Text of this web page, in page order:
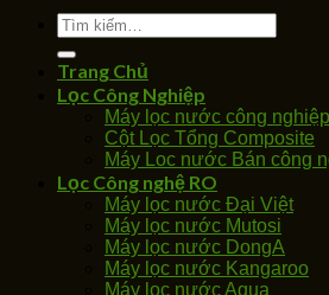
Tìm
kiếm:
Trang Chủ
Lọc Công Nghiệp
Máy lọc nước công nghiệp
Cột Lọc Tổng Composite
Máy Loc nước Bán công
Lọc Công nghệ RO
Máy lọc nước Đại Việt
Máy lọc nước Mutosi
Máy lọc nước DongA
Máy lọc nước Kangaroo
Máy lọc nước Aqua